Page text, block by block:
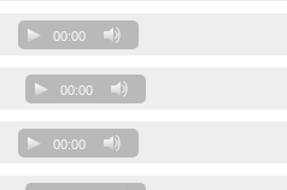
00:00
00:00
00:00